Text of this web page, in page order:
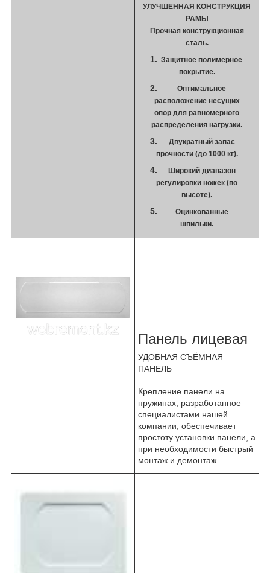
УЛУЧШЕННАЯ КОНСТРУКЦИЯ
РАМЫ
Прочная конструкционная
сталь.
Защитное полимерное
покрытие.
Оптимальное
расположение несущих
опор для равномерного
распределения нагрузки.
Двукратный запас
прочности (до 1000 кг).
Широкий диапазон
регулировки ножек (по
высоте).
Оцинкованные
шпильки.
Панель лицевая
УДОБНАЯ СЪЁМНАЯ
ПАНЕЛЬ
Крепление панели на
пружинах, разработанное
специалистами нашей
компании, обеспечивает
простоту установки панели, а
при необходимости быстрый
монтаж и демонтаж.